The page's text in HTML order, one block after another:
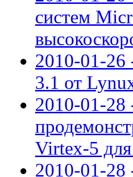
систем
2010-01-26
3.1 от
2010-01-
Virtex-5
2010-01-28